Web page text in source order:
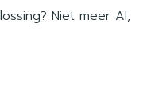
Niet meer AI,